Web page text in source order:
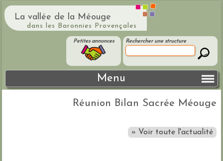
La vallée de la Méouge
dans les Baronnies Provençales
Rechercher une structure
Petites annonces
Menu
Réunion Bilan Sacrée Méouge
» Voir toute l'actualité